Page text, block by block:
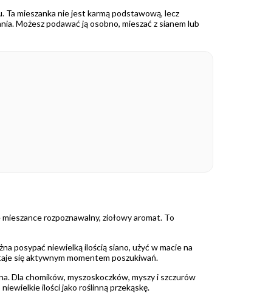
Ta mieszanka nie jest karmą podstawową, lecz
Możesz podawać ją osobno, mieszać z sianem lub
rozpoznawalny, ziołowy aromat. To
posypać niewielką ilością siano, użyć w macie na
się aktywnym momentem poszukiwań.
Dla chomików, myszoskoczków, myszy i szczurów
ilości jako roślinną przekąskę.